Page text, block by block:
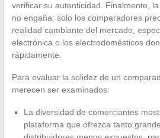
verificar su autenticidad. Finalmente,
no engaña: solo los comparadores
realidad cambiante del mercado,
electrónica o los electrodomésticos
rápidamente.
Para evaluar la solidez de un
merecen ser examinados:
La diversidad de comerciantes
plataforma que ofrezca tanto